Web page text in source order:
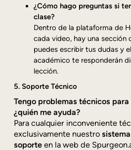
¿Cómo hago preguntas si
clase?
Dentro de la plataforma de
cada video, hay una sección
puedes escribir tus dudas y
académico te responderán
lección.
5. Soporte Técnico
Tengo problemas técnicos
¿quién me ayuda?
Para cualquier inconveniente
exclusivamente nuestro
soporte en la web de